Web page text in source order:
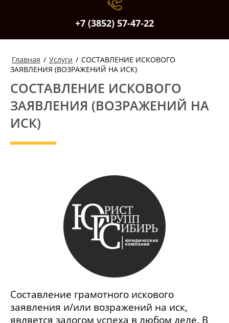
+7 (3852) 57-47-22
Главная / Услуги / СОСТАВЛЕНИЕ ИСКОВОГО
ЗАЯВЛЕНИЯ (ВОЗРАЖЕНИЙ НА ИСК)
СОСТАВЛЕНИЕ ИСКОВОГО
ЗАЯВЛЕНИЯ (ВОЗРАЖЕНИЙ НА
ИСК)
Составление грамотного искового
заявления и/или возражений на иск,
является залогом успеха в любом деле. В